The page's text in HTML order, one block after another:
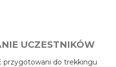
UCZESTNIKÓW
przygotowani do trekkingu